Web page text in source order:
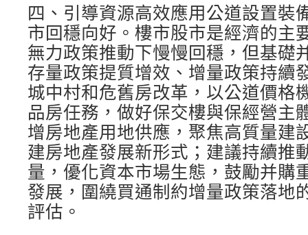
四、引導資源高效應用公道設置裝
市回穩向好。樓市股市是經濟的主
無力政策推動下慢慢回穩，但基礎
存量政策提質增效、增量政策持續
城中村和危舊房改革，以公道價格
品房任務，做好保交樓與保經營主
增房地產用地供應，聚焦高質量建
建房地產發展新形式；建議持續推
量，優化資本市場生態，鼓勵并購
發展，圍繞買通制約增量政策落地
評估。